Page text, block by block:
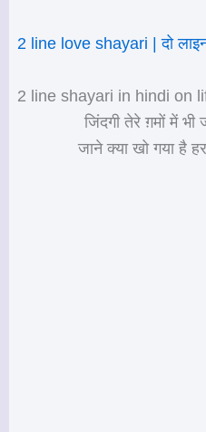
2 line love shayari | दो
2 line shayari in hindi on
जिंदगी तेरे ग़मों में
जाने क्या खो गया है